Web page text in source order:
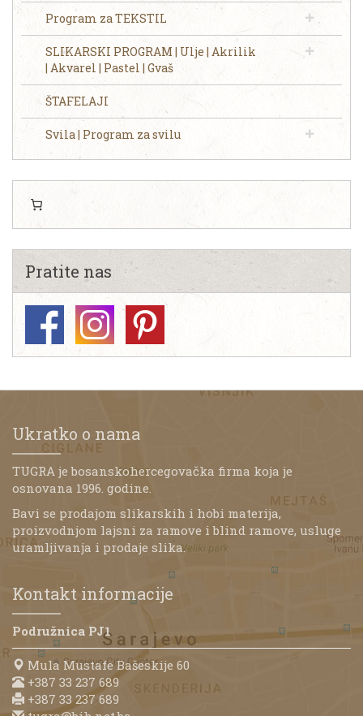
Program za TEKSTIL
SLIKARSKI PROGRAM | Ulje | Akrilik
| Akvarel | Pastel | Gvaš
ŠTAFELAJI
Svila | Program za svilu
Pratite nas
Ukratko o nama
TUGRA je bosanskohercegovačka firma koja je
osnovana 1996. godine.
Bavi se prodajom slikarskih i hobi materija,
proizvodnjom lajsni za ramove i blind ramove, usluge
uramljivanja i prodaje slika.
Kontakt informacije
Podružnica PJ1
Mula Mustafe Bašeskije 60
+387 33 237 689
+387 33 237 689